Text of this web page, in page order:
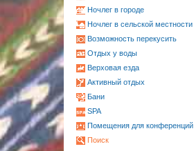
Ночлег в городе
Ночлег в сельской местности
Возможность перекусить
Oтдых у воды
Верховая езда
Активный отдых
Бани
SPA
Помещения для конференций
Поиск